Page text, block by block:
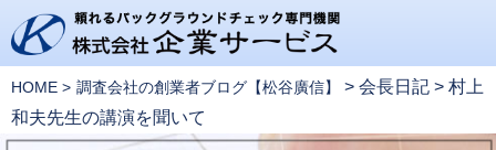
HOME 調査会社の創業者ブログ【松谷廣信】 > 会長日記 > 村上
和夫先生の講演を聞いて